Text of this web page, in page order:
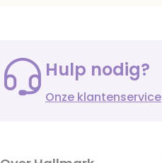
Hulp nodig?
Onze klantenservice